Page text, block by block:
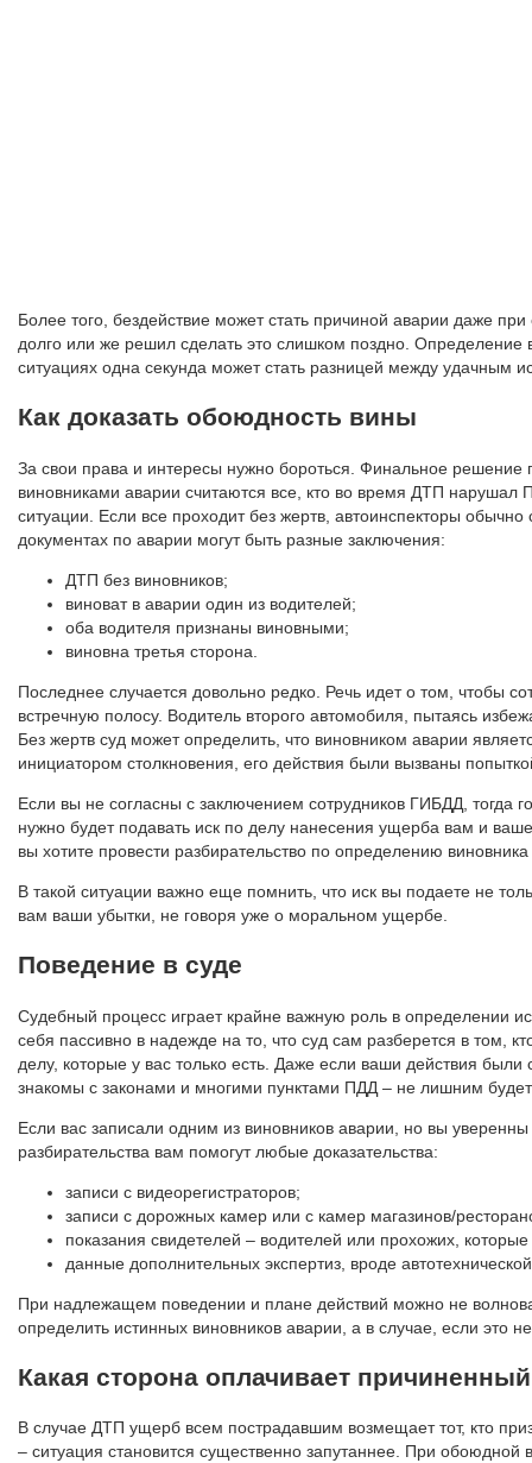
Более того, бездействие может стать причиной аварии даже
долго или же решил сделать это слишком поздно. Определение
ситуациях одна секунда может стать разницей между удачным
Как доказать обоюдность вины
За свои права и интересы нужно бороться. Финальное решение
виновниками аварии считаются все, кто во время ДТП
ситуации. Если все проходит без жертв, автоинспекторы
документах по аварии могут быть разные заключения:
ДТП без виновников;
виноват в аварии один из водителей;
оба водителя признаны виновными;
виновна третья сторона.
Последнее случается довольно редко. Речь идет о том, чтобы
встречную полосу. Водитель второго автомобиля, пытаясь
Без жертв суд может определить, что виновником аварии
инициатором столкновения, его действия были вызваны
Если вы не согласны с заключением сотрудников ГИБДД, тогда
нужно будет подавать иск по делу нанесения ущерба вам и
вы хотите провести разбирательство по определению
В такой ситуации важно еще помнить, что иск вы подаете не
вам ваши убытки, не говоря уже о моральном ущербе.
Поведение в суде
Судебный процесс играет крайне важную роль в определении
себя пассивно в надежде на то, что суд сам разберется в том,
делу, которые у вас только есть. Даже если ваши действия
знакомы с законами и многими пунктами ПДД – не лишним
Если вас записали одним из виновников аварии, но вы
разбирательства вам помогут любые доказательства:
записи с видеорегистраторов;
записи с дорожных камер или с камер магазинов/
показания свидетелей – водителей или прохожих,
данные дополнительных экспертиз, вроде
При надлежащем поведении и плане действий можно не
определить истинных виновников аварии, а в случае, если это
Какая сторона оплачивает
В случае ДТП ущерб всем пострадавшим возмещает тот, кто
– ситуация становится существенно запутаннее. При